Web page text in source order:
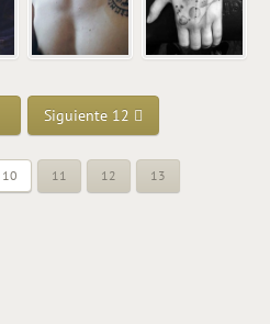
Siguiente 12
10 11 12 13